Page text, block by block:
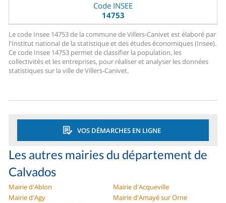
Code INSEE
14753
Le code Insee 14753 de la commune de Villers-Canivet est élaboré par
l'Institut national de la statistique et des études économiques (Insee).
Ce code Insee 14753 permet de classifier la population, les
collectivités et les entreprises, pour réaliser et analyser les données
statistiques sur la ville de Villers-Canivet.
VOS DÉMARCHES EN LIGNE
Les autres mairies du département de
Calvados
Mairie d'Ablon
Mairie d'Acqueville
Mairie d'Agy
Mairie d'Amayé sur Orne